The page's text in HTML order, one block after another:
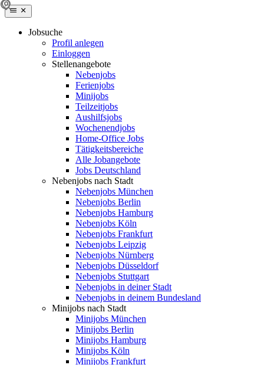
Jobsuche
Profil anlegen
Einloggen
Stellenangebote
Nebenjobs
Ferienjobs
Minijobs
Teilzeitjobs
Aushilfsjobs
Wochenendjobs
Home-Office Jobs
Tätigkeitsbereiche
Alle Jobangebote
Jobs Deutschland
Nebenjobs nach Stadt
Nebenjobs München
Nebenjobs Berlin
Nebenjobs Hamburg
Nebenjobs Köln
Nebenjobs Frankfurt
Nebenjobs Leipzig
Nebenjobs Nürnberg
Nebenjobs Düsseldorf
Nebenjobs Stuttgart
Nebenjobs in deiner Stadt
Nebenjobs in deinem Bundesland
Minijobs nach Stadt
Minijobs München
Minijobs Berlin
Minijobs Hamburg
Minijobs Köln
Minijobs Frankfurt